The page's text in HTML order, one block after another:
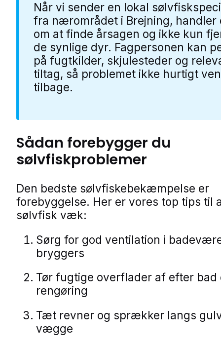
Når vi sender en lokal
fra nærområdet i Brejning, handler
om at finde årsagen og ikke kun
de synlige dyr. Fagpersonen kan
på fugtkilder, skjulesteder og
tiltag, så problemet ikke hurtigt
tilbage.
Sådan forebygger du
sølvfiskproblemer
Den bedste sølvfiskebekæmpelse er
forebyggelse. Her er vores top tips til
sølvfisk væk:
Sørg for god ventilation i
bryggers
Tør fugtige overflader af efter bad
rengøring
Tæt revner og sprækker langs
vægge